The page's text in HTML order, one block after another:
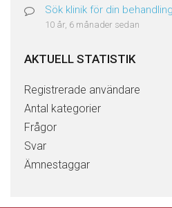
Sök klinik för din
10 år, 6 månader sedan
AKTUELL STATISTIK
Registrerade användare
Antal kategorier
Frågor
Svar
Ämnestaggar